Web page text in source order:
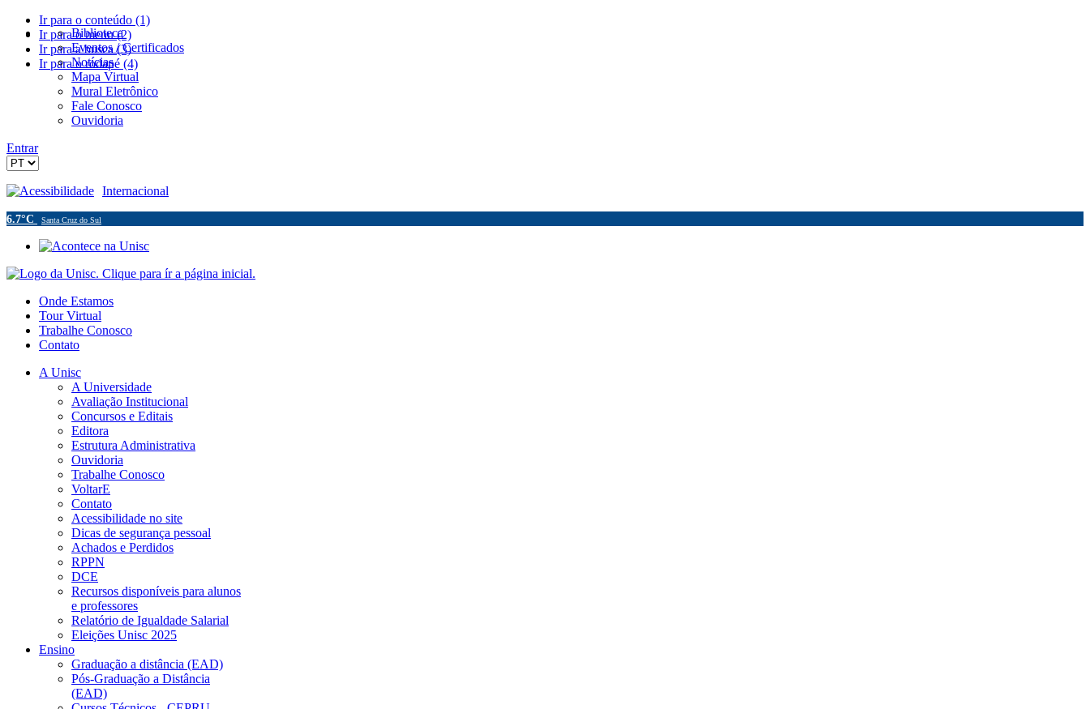
Ir para o conteúdo (1)
Ir para o menu (2)
Ir para a busca (3)
Ir para o rodapé (4)
Biblioteca
Eventos / Certificados
Notícias
Mapa Virtual
Mural Eletrônico
Fale Conosco
Ouvidoria
Entrar
Acessibilidade Internacional
6.7°C Santa Cruz do Sul
Onde Estamos
Tour Virtual
Trabalhe Conosco
Contato
A Unisc
A Universidade
Avaliação Institucional
Concursos e Editais
Editora
Estrutura Administrativa
Ouvidoria
Trabalhe Conosco
VoltarE
Contato
Acessibilidade no site
Dicas de segurança pessoal
Achados e Perdidos
RPPN
DCE
Recursos disponíveis para alunos
e professores
Relatório de Igualdade Salarial
Eleições Unisc 2025
Ensino
Graduação a distância (EAD)
Pós-Graduação a Distância
(EAD)